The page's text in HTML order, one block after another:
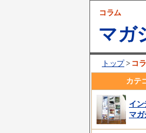
コラム
マガ
トップ> コ
カテ
イン
マガ